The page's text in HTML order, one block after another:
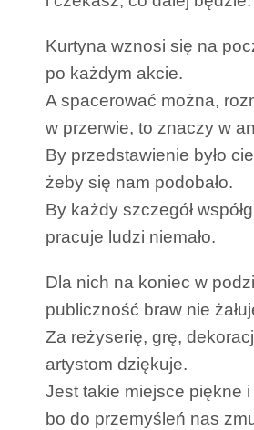
Kurtyna wznosi się na
po każdym akcie.
A spacerować można,
w przerwie, to znaczy w
By przedstawienie było
żeby się nam podobało.
By każdy szczegół
pracuje ludzi niemało.
Dla nich na koniec w
publiczność braw nie
Za reżyserię, grę,
artystom dziękuje.
Jest takie miejsce piękne
bo do przemyśleń nas